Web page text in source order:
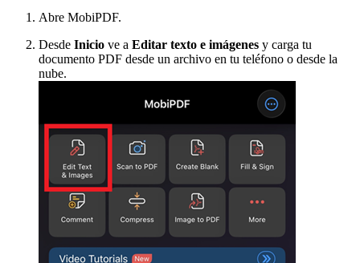
Abre MobiPDF.
Desde Inicio ve a Editar texto e imágenes y carga tu
documento PDF desde un archivo en tu teléfono o desde la
nube.